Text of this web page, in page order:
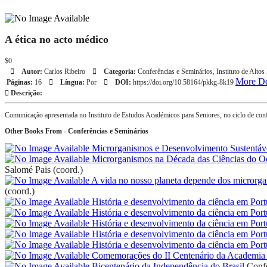
A ética no acto médico
$0
Autor: Carlos Ribeiro Categoria: Conferências e Seminários, Instituto de Altos
Páginas: 16 Língua: Por DOI: https://doi.org/10.58164/pkkg-8k19 More
Descrição:
Comunicação apresentada no Instituto de Estudos Académicos para Seniores, no ciclo de
Other Books From - Conferências e Seminários
Microrganismos e Desenvolvimento
Microrganismos na Década das Ciências do
Salomé Pais (coord.)
A vida no nosso planeta depende dos
(coord.)
História e desenvolvimento da ciência em
História e desenvolvimento da ciência em
História e desenvolvimento da ciência em
História e desenvolvimento da ciência em
História e desenvolvimento da ciência em
Comemorações do II Centenário da